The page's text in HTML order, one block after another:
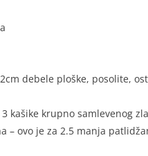
debele ploške, posolite,
kašike krupno samlevenog
– ovo je za 2.5 manja